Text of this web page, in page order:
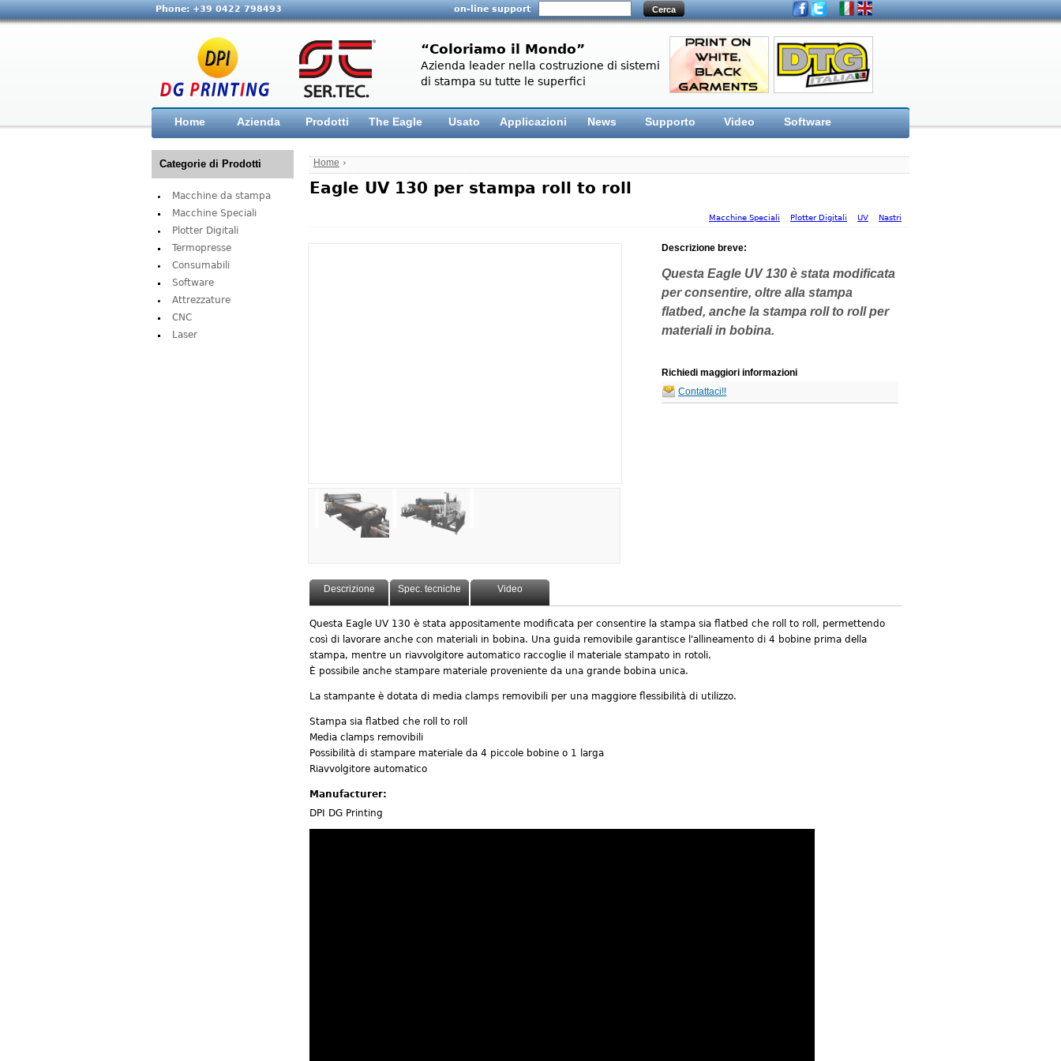
Phone: +39 0422 798493 on-line support
“Coloriamo il Mondo”
Azienda leader nella costruzione di sistemi
di stampa su tutte le superfici
Home Azienda Prodotti The Eagle Usato Applicazioni News Supporto Video Software
Categorie di Prodotti
Macchine da stampa
Macchine Speciali
Plotter Digitali
Termopresse
Consumabili
Software
Attrezzature
CNC
Laser
Home ›
Eagle UV 130 per stampa roll to roll
Macchine Speciali Plotter Digitali UV Nastri
Descrizione breve:
Questa Eagle UV 130 è stata modificata
per consentire, oltre alla stampa
flatbed, anche la stampa roll to roll per
materiali in bobina.
Richiedi maggiori informazioni
Contattaci!!
Descrizione Spec. tecniche Video
Questa Eagle UV 130 è stata appositamente modificata per consentire la stampa sia flatbed che roll to roll, permettendo
così di lavorare anche con materiali in bobina. Una guida removibile garantisce l'allineamento di 4 bobine prima della
stampa, mentre un riavvolgitore automatico raccoglie il materiale stampato in rotoli.
È possibile anche stampare materiale proveniente da una grande bobina unica.
La stampante è dotata di media clamps removibili per una maggiore flessibilità di utilizzo.
Stampa sia flatbed che roll to roll
Media clamps removibili
Possibilità di stampare materiale da 4 piccole bobine o 1 larga
Riavvolgitore automatico
Manufacturer:
DPI DG Printing